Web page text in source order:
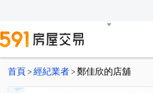
首頁 > 經紀業者 > 鄭佳欣的店舖